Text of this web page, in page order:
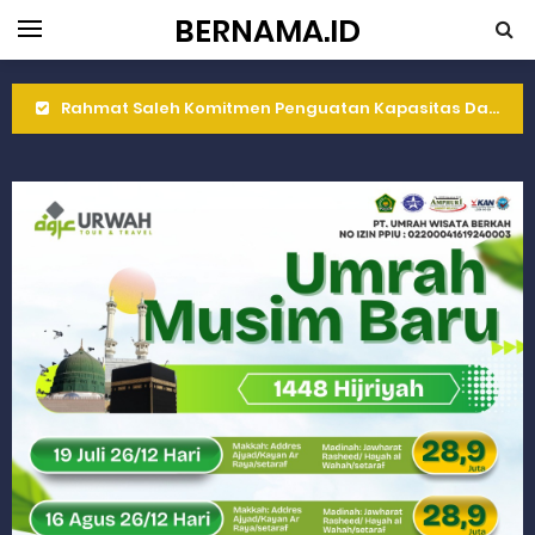
BERNAMA.ID
Rahmat Saleh Komitmen Penguatan Kapasitas Dai dan Akademisi
Gelar Musdalub, Ini Tujuan Partai Demokrat Sumbar
Wakili Gubernur Sumbar, Kabiro Kesra Hadiri dan Berikan Arahan pada MTQ Nasional ke-50 Tingkat Kec. Sungai Limau
RELIS KEJAKSAAN TINGGI SUMATERA BARAT
RELIS KEJAKSAAN TINGGI SUMATERA BARAT
RELIS KEJAKSAAN TINGGI SUMATERA BARAT
Peringati Hari Koperasi ke-79, Wagub Sumbar Dorong Koperasi Jadi Motor Penggerak Ekonomi Rakyat
Dilantik sebagai Ketua Umum Gema Keadilan, Rahmat Saleh Ajak Anak Muda Jadi Pemimpin Bangsa